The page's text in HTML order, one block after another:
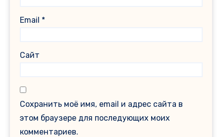
Email *
Сайт
Сохранить моё имя, email и адрес сайта в
этом браузере для последующих моих
комментариев.